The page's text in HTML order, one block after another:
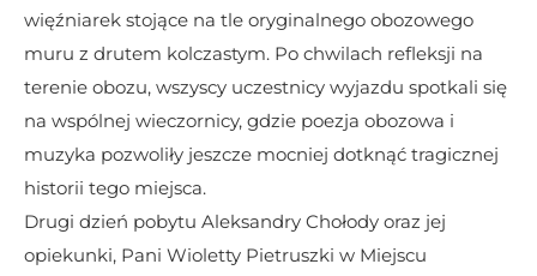
więźniarek stojące na tle oryginalnego obozowego
muru z drutem kolczastym. Po chwilach refleksji na
terenie obozu, wszyscy uczestnicy wyjazdu spotkali się
na wspólnej wieczornicy, gdzie poezja obozowa i
muzyka pozwoliły jeszcze mocniej dotknąć tragicznej
historii tego miejsca.
Drugi dzień pobytu Aleksandry Chołody oraz jej
opiekunki, Pani Wioletty Pietruszki w Miejscu